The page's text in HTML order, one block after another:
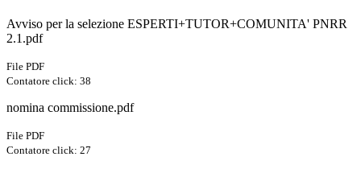
Avviso per la selezione ESPERTI+TUTOR+COMUNITA' PNRR
2.1.pdf
File PDF
Contatore click: 38
nomina commissione.pdf
File PDF
Contatore click: 27